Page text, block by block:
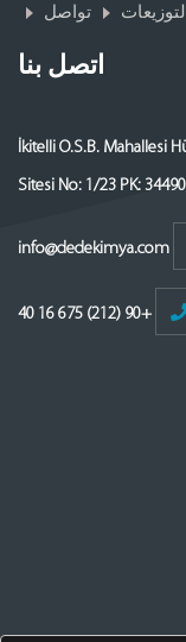
تواصل
اتصل بنا
İkitelli O.S.B. Mahallesi
Sitesi No: 1/23 PK:
info@dedekimya.com
+90 (212) 675 16 40